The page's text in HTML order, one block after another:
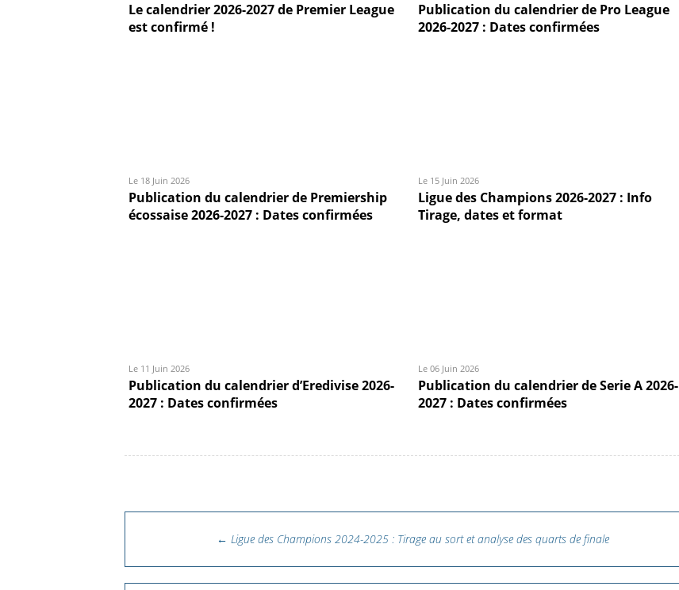
Le calendrier 2026-2027 de Premier League
est confirmé !
Publication du calendrier de Pro League
2026-2027 : Dates confirmées
Le 18 Juin 2026
Publication du calendrier de Premiership
écossaise 2026-2027 : Dates confirmées
Le 15 Juin 2026
Ligue des Champions 2026-2027 : Info
Tirage, dates et format
Le 11 Juin 2026
Publication du calendrier d’Eredivise 2026-
2027 : Dates confirmées
Le 06 Juin 2026
Publication du calendrier de Serie A 2026-
2027 : Dates confirmées
← Ligue des Champions 2024-2025 : Tirage au sort et analyse des quarts de finale